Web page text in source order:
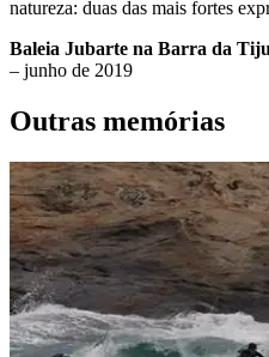
natureza: duas das mais fortes
Baleia Jubarte na Barra da
– junho de 2019
Outras memórias